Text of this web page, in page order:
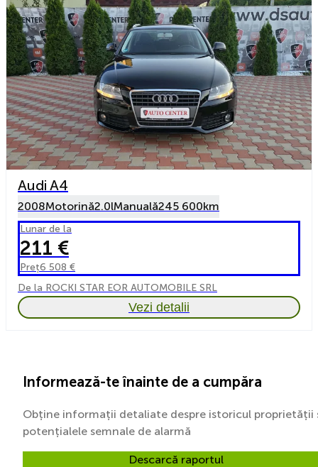
Audi A4
2008Motorină2.0lManuală245 600km
Lunar de la
211 €
Preț6 508 €
De la ROCKI STAR EOR AUTOMOBILE SRL
Vezi detalii
Informează-te înainte de a cumpăra
Obține informații detaliate despre istoricul proprietății
potențialele semnale de alarmă
Descarcă raportul